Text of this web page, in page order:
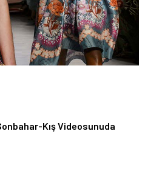
Kış Videosunuda